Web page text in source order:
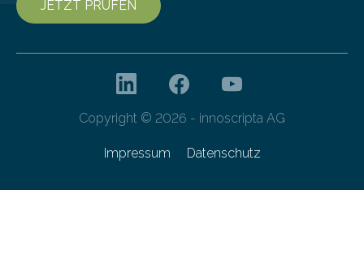
JETZT PRÜFEN
Copyright © 2026 - innoscripta AG
Impressum Datenschutz